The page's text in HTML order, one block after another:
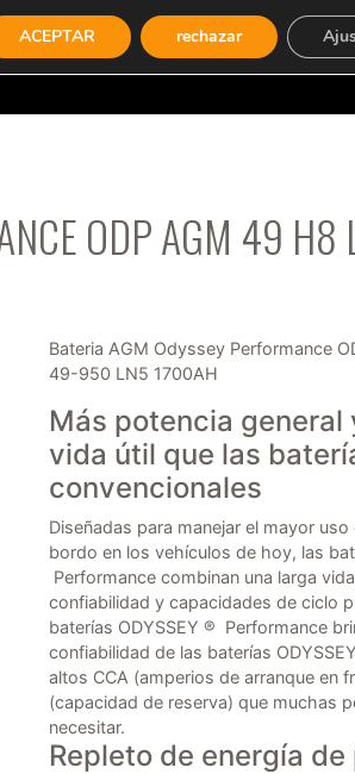
ODP AGM 49
Bateria AGM Odyssey Performance
49-950 LN5 1700AH
Más potencia general
vida útil que las
convencionales
Diseñadas para manejar el mayor
bordo en los vehículos de hoy, las
Performance combinan una larga
confiabilidad y capacidades de ciclo
baterías ODYSSEY ® Performance
confiabilidad de las baterías
altos CCA (amperios de arranque en
(capacidad de reserva) que muchas
necesitar.
Repleto de energía
ACEPTAR rechazar